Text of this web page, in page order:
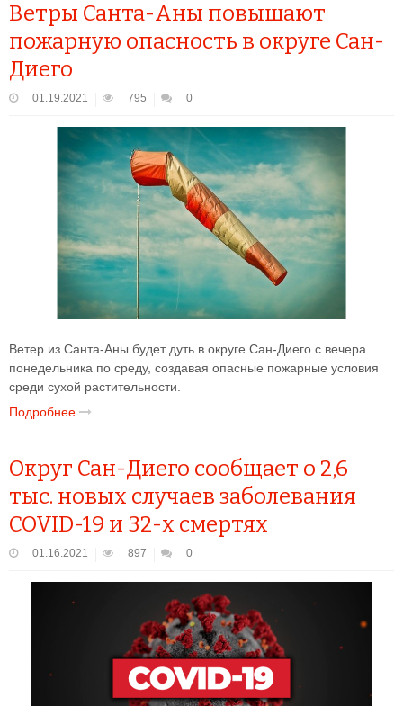
Ветры Санта-Аны повышают
пожарную опасность в округе Сан-
Диего
01.19.2021 795 0
Ветер из Санта-Аны будет дуть в округе Сан-Диего с вечера
понедельника по среду, создавая опасные пожарные условия
среди сухой растительности.
Подробнее
Округ Сан-Диего сообщает о 2,6
тыс. новых случаев заболевания
COVID-19 и 32-х смертях
01.16.2021 897 0